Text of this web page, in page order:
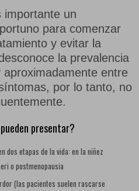
importante un
para comenzar
y evitar la
la prevalencia
entre
por lo tanto, no
presentar?
dos etapas de la vida: en la niñez
o postmenopausia
(las pacientes suelen rascarse